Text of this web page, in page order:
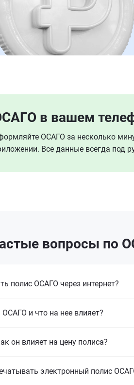
в вашем
ОСАГО за несколько
Все данные всегда под
вопросы по
полис ОСАГО через интернет?
и что на нее влияет?
он влияет на цену полиса?
электронный полис